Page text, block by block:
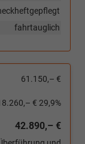
fahrtauglich
61.150,– €
€ 29,9%
42.890,– €